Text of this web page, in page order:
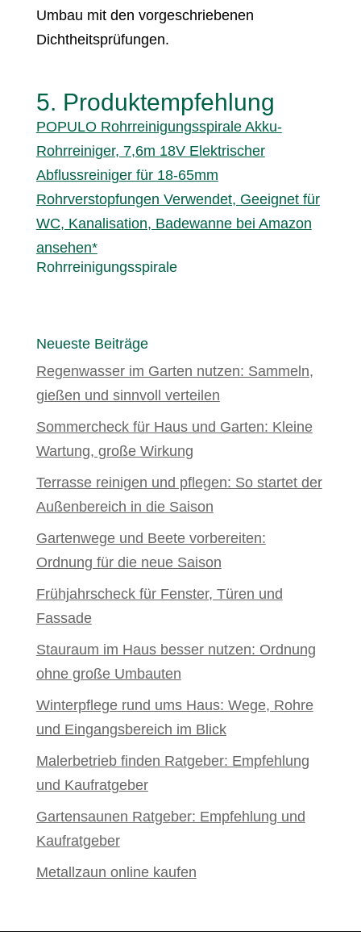
Umbau mit den vorgeschriebenen
Dichtheitsprüfungen.
5. Produktempfehlung
POPULO Rohrreinigungsspirale Akku-
Rohrreiniger, 7,6m 18V Elektrischer
Abflussreiniger für 18-65mm
Rohrverstopfungen Verwendet, Geeignet für
WC, Kanalisation, Badewanne bei Amazon
ansehen*
Rohrreinigungsspirale
Neueste Beiträge
Regenwasser im Garten nutzen: Sammeln,
gießen und sinnvoll verteilen
Sommercheck für Haus und Garten: Kleine
Wartung, große Wirkung
Terrasse reinigen und pflegen: So startet der
Außenbereich in die Saison
Gartenwege und Beete vorbereiten:
Ordnung für die neue Saison
Frühjahrscheck für Fenster, Türen und
Fassade
Stauraum im Haus besser nutzen: Ordnung
ohne große Umbauten
Winterpflege rund ums Haus: Wege, Rohre
und Eingangsbereich im Blick
Malerbetrieb finden Ratgeber: Empfehlung
und Kaufratgeber
Gartensaunen Ratgeber: Empfehlung und
Kaufratgeber
Metallzaun online kaufen